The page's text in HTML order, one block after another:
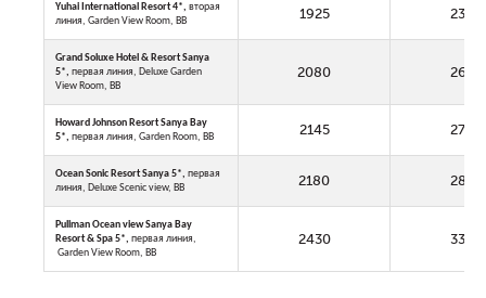
Yuhai International Resort 4*, вторая
линия, Garden View Room, BB
1925 2330
Grand Soluxe Hotel & Resort Sanya
5*, первая линия, Deluxe Garden
View Room, BB
2080 2650
Howard Johnson Resort Sanya Bay
5*, первая линия, Garden Room, BB 2145 2780
Ocean Sonic Resort Sanya 5*, первая
линия, Deluxe Scenic view, BB
2180 2850
Pullman Ocean view Sanya Bay
Resort & Spa 5*, первая линия,
Garden View Room, BB
2430 3350